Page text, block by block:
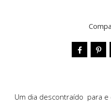
Um dia descontraído para e